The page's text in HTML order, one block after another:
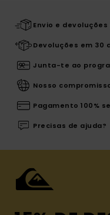
Envio e
Devoluções em 30
Junta-te ao
Nosso
Pagamento 100%
Precisas de ajuda?